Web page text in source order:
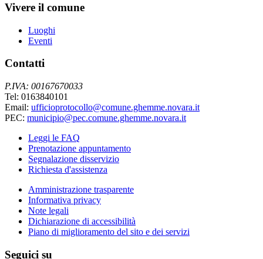
Vivere il comune
Luoghi
Eventi
Contatti
P.IVA: 00167670033
Tel: 0163840101
Email: ufficioprotocollo@comune.ghemme.novara.it
PEC: municipio@pec.comune.ghemme.novara.it
Leggi le FAQ
Prenotazione appuntamento
Segnalazione disservizio
Richiesta d'assistenza
Amministrazione trasparente
Informativa privacy
Note legali
Dichiarazione di accessibilità
Piano di miglioramento del sito e dei servizi
Seguici su